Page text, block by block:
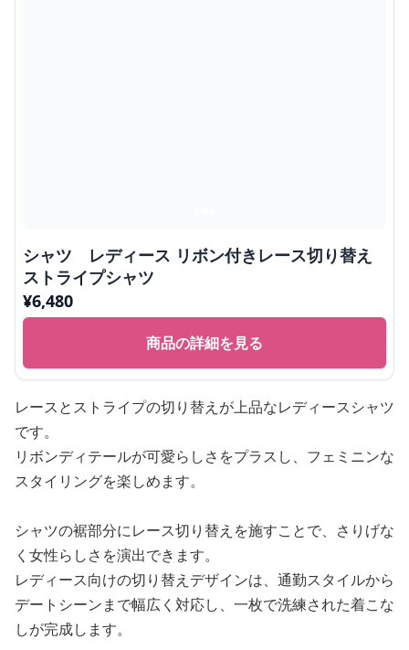
シャツ レディース リボン付きレース切り替え
ストライプシャツ
¥6,480
商品の詳細を見る
レースとストライプの切り替えが上品なレディースシャツ
です。
リボンディテールが可愛らしさをプラスし、フェミニンな
スタイリングを楽しめます。
シャツの裾部分にレース切り替えを施すことで、さりげな
く女性らしさを演出できます。
レディース向けの切り替えデザインは、通勤スタイルから
デートシーンまで幅広く対応し、一枚で洗練された着こな
しが完成します。